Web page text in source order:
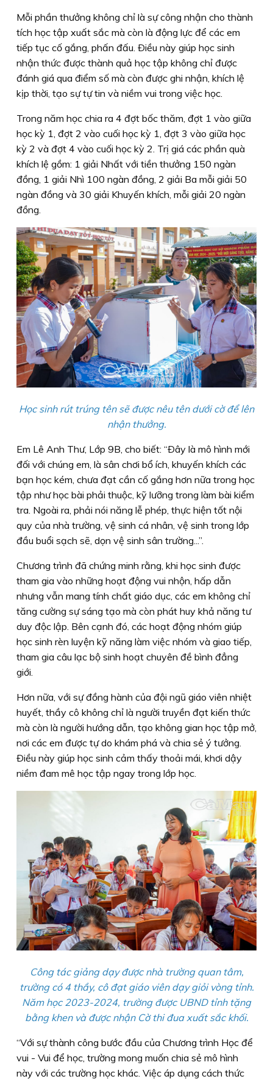
Mỗi phần thưởng không chỉ là sự công nhận cho thành
tích học tập xuất sắc mà còn là động lực để các em
tiếp tục cố gắng, phấn đấu. Ðiều này giúp học sinh
nhận thức được thành quả học tập không chỉ được
đánh giá qua điểm số mà còn được ghi nhận, khích lệ
kịp thời, tạo sự tự tin và niềm vui trong việc học.
Trong năm học chia ra 4 đợt bốc thăm, đợt 1 vào giữa
học kỳ 1, đợt 2 vào cuối học kỳ 1, đợt 3 vào giữa học
kỳ 2 và đợt 4 vào cuối học kỳ 2. Trị giá các phần quà
khích lệ gồm: 1 giải Nhất với tiền thưởng 150 ngàn
đồng, 1 giải Nhì 100 ngàn đồng, 2 giải Ba mỗi giải 50
ngàn đồng và 30 giải Khuyến khích, mỗi giải 20 ngàn
đồng.
Học sinh rút trúng tên sẽ được nêu tên dưới cờ để lên
nhận thưởng.
Em Lê Anh Thư, Lớp 9B, cho biết: “Ðây là mô hình mới
đối với chúng em, là sân chơi bổ ích, khuyến khích các
bạn học kém, chưa đạt cần cố gắng hơn nữa trong học
tập như học bài phải thuộc, kỹ lưỡng trong làm bài kiểm
tra. Ngoài ra, phải nói năng lễ phép, thực hiện tốt nội
quy của nhà trường, vệ sinh cá nhân, vệ sinh trong lớp
đầu buổi sạch sẽ, dọn vệ sinh sân trường...”.
Chương trình đã chứng minh rằng, khi học sinh được
tham gia vào những hoạt động vui nhộn, hấp dẫn
nhưng vẫn mang tính chất giáo dục, các em không chỉ
tăng cường sự sáng tạo mà còn phát huy khả năng tư
duy độc lập. Bên cạnh đó, các hoạt động nhóm giúp
học sinh rèn luyện kỹ năng làm việc nhóm và giao tiếp,
tham gia câu lạc bộ sinh hoạt chuyên đề bình đẳng
giới.
Hơn nữa, với sự đồng hành của đội ngũ giáo viên nhiệt
huyết, thầy cô không chỉ là người truyền đạt kiến thức
mà còn là người hướng dẫn, tạo không gian học tập mở,
nơi các em được tự do khám phá và chia sẻ ý tưởng.
Ðiều này giúp học sinh cảm thấy thoải mái, khơi dậy
niềm đam mê học tập ngay trong lớp học.
Công tác giảng dạy được nhà trường quan tâm,
trường có 4 thầy, cô đạt giáo viên dạy giỏi vòng tỉnh.
Năm học 2023-2024, trường được UBND tỉnh tặng
bằng khen và được nhận Cờ thi đua xuất sắc khối.
“Với sự thành công bước đầu của Chương trình Học để
vui - Vui để học, trường mong muốn chia sẻ mô hình
này với các trường học khác. Việc áp dụng cách thức